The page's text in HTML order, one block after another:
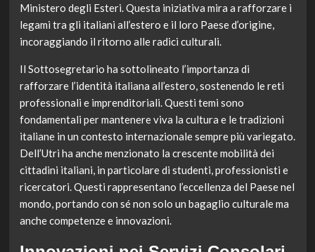
Ministero degli Esteri. Questa iniziativa mira a rafforzare i
legami tra gli italiani all’estero e il loro Paese d’origine,
incoraggiando il ritorno alle radici culturali.
Il Sottosegretario ha sottolineato l’importanza di
rafforzare l’identità italiana all’estero, sostenendo le reti
professionali e imprenditoriali. Questi temi sono
fondamentali per mantenere viva la cultura e le tradizioni
italiane in un contesto internazionale sempre più variegato.
Dell’Utri ha anche menzionato la crescente mobilità dei
cittadini italiani, in particolare di studenti, professionisti e
ricercatori. Questi rappresentano l’eccellenza del Paese nel
mondo, portando con sé non solo un bagaglio culturale ma
anche competenze e innovazioni.